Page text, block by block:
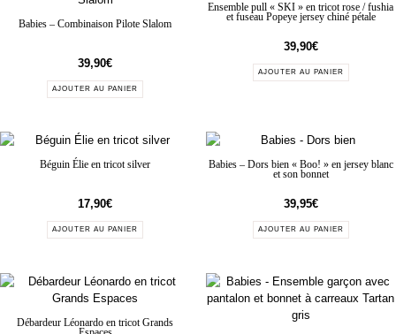
Babies – Combinaison Pilote Slalom
39,90€
AJOUTER AU PANIER
Ensemble pull « SKI » en tricot rose / fushia
et fuseau Popeye jersey chiné pétale
39,90€
AJOUTER AU PANIER
Béguin Élie en tricot silver
17,90€
AJOUTER AU PANIER
Babies – Dors bien « Boo! » en jersey blanc
et son bonnet
39,95€
AJOUTER AU PANIER
Débardeur Léonardo en tricot Grands